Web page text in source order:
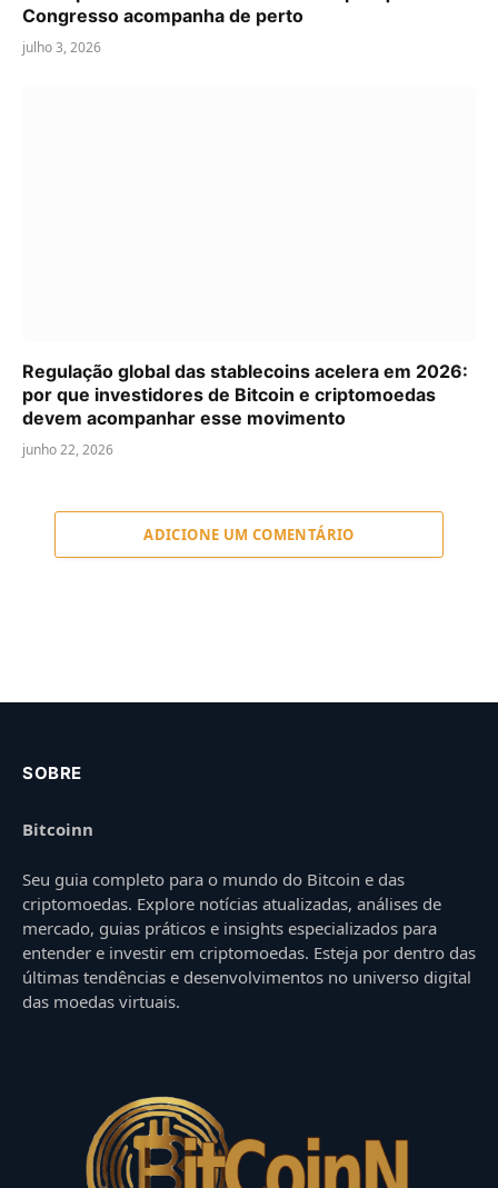
Congresso acompanha de perto
julho 3, 2026
Regulação global das stablecoins acelera em 2026:
por que investidores de Bitcoin e criptomoedas
devem acompanhar esse movimento
junho 22, 2026
ADICIONE UM COMENTÁRIO
SOBRE
Bitcoinn
Seu guia completo para o mundo do Bitcoin e das
criptomoedas. Explore notícias atualizadas, análises de
mercado, guias práticos e insights especializados para
entender e investir em criptomoedas. Esteja por dentro das
últimas tendências e desenvolvimentos no universo digital
das moedas virtuais.